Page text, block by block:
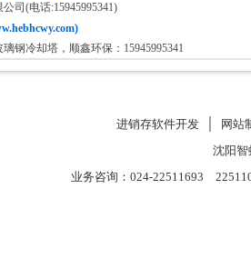
司(电话:15945995341)
钢冷却塔，顺鑫环保：15945995341
进销存软件开发│
网站
沈阳
业务咨询：024-22511693